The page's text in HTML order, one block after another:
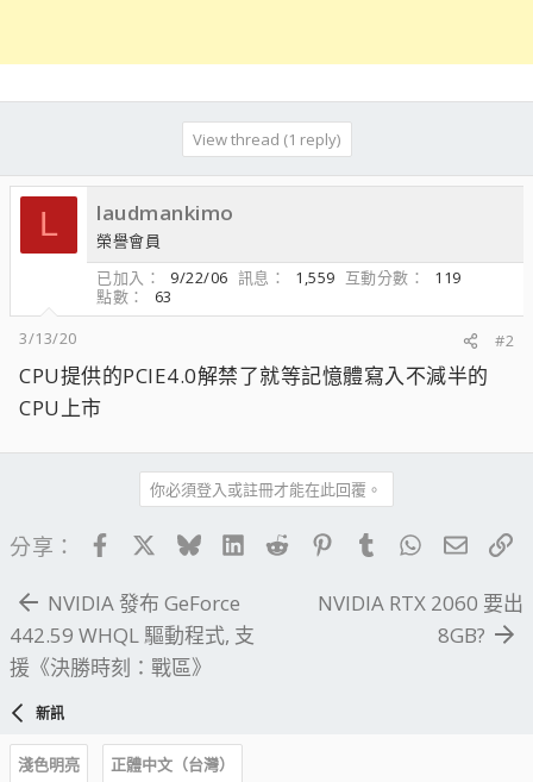
View thread (1 reply)
L laudmankimo
榮譽會員
已加入
9/22/06 訊息 1,559 互動分數
119
點數
63
3/13/20
#2
CPU提供的PCIE4.0解禁了就等記憶體寫入不減半的
CPU上市
你必須登入或註冊才能在此回覆。
分享： FacebookBlueskyLinkedIn
Reddit PinterestTumblrWhatsApp
電子
NVIDIA 發布 GeForce
442.59 WHQL 驅動程式, 支
援《決勝時刻：戰區》
NVIDIA RTX 2060 要出
8GB?
新訊
淺色明亮
正體中文（台灣）